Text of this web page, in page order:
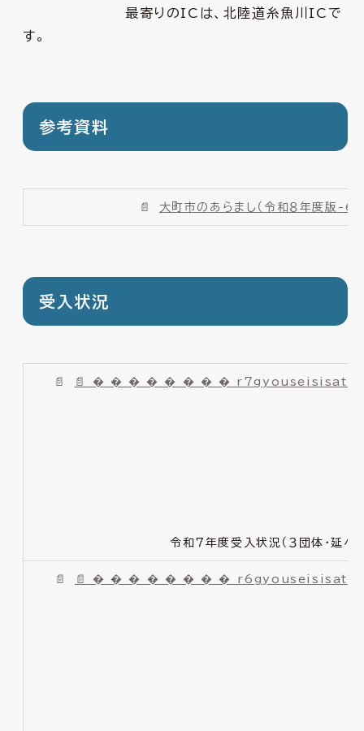
最寄りのICは、北陸道糸魚川ICで
す。
参考資料
大町市のあらまし（令和８年度版-
受入状況
📄 � � � � � � � �
令和７年度受入状況（３団体・延べ
📄 � � � � � � � �